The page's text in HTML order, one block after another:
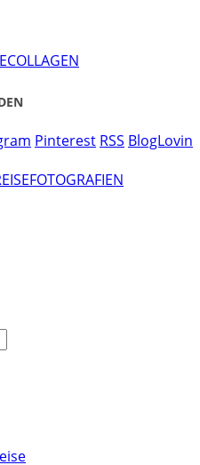
Pinterest RSS BlogLovin